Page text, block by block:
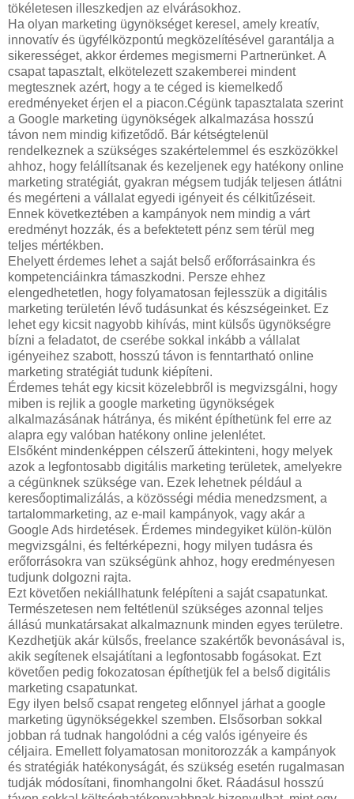
tökéletesen illeszkedjen az elvárásokhoz.
Ha olyan marketing ügynökséget keresel, amely kreatív,
innovatív és ügyfélközpontú megközelítésével garantálja a
sikerességet, akkor érdemes megismerni Partnerünket. A
csapat tapasztalt, elkötelezett szakemberei mindent
megtesznek azért, hogy a te céged is kiemelkedő
eredményeket érjen el a piacon.Cégünk tapasztalata szerint
a Google marketing ügynökségek alkalmazása hosszú
távon nem mindig kifizetődő. Bár kétségtelenül
rendelkeznek a szükséges szakértelemmel és eszközökkel
ahhoz, hogy felállítsanak és kezeljenek egy hatékony online
marketing stratégiát, gyakran mégsem tudják teljesen átlátni
és megérteni a vállalat egyedi igényeit és célkitűzéseit.
Ennek következtében a kampányok nem mindig a várt
eredményt hozzák, és a befektetett pénz sem térül meg
teljes mértékben.
Ehelyett érdemes lehet a saját belső erőforrásainkra és
kompetenciáinkra támaszkodni. Persze ehhez
elengedhetetlen, hogy folyamatosan fejlesszük a digitális
marketing területén lévő tudásunkat és készségeinket. Ez
lehet egy kicsit nagyobb kihívás, mint külsős ügynökségre
bízni a feladatot, de cserébe sokkal inkább a vállalat
igényeihez szabott, hosszú távon is fenntartható online
marketing stratégiát tudunk kiépíteni.
Érdemes tehát egy kicsit közelebbről is megvizsgálni, hogy
miben is rejlik a google marketing ügynökségek
alkalmazásának hátránya, és miként építhetünk fel erre az
alapra egy valóban hatékony online jelenlétet.
Elsőként mindenképpen célszerű áttekinteni, hogy melyek
azok a legfontosabb digitális marketing területek, amelyekre
a cégünknek szüksége van. Ezek lehetnek például a
keresőoptimalizálás, a közösségi média menedzsment, a
tartalommarketing, az e-mail kampányok, vagy akár a
Google Ads hirdetések. Érdemes mindegyiket külön-külön
megvizsgálni, és feltérképezni, hogy milyen tudásra és
erőforrásokra van szükségünk ahhoz, hogy eredményesen
tudjunk dolgozni rajta.
Ezt követően nekiállhatunk felépíteni a saját csapatunkat.
Természetesen nem feltétlenül szükséges azonnal teljes
állású munkatársakat alkalmaznunk minden egyes területre.
Kezdhetjük akár külsős, freelance szakértők bevonásával is,
akik segítenek elsajátítani a legfontosabb fogásokat. Ezt
követően pedig fokozatosan építhetjük fel a belső digitális
marketing csapatunkat.
Egy ilyen belső csapat rengeteg előnnyel járhat a google
marketing ügynökségekkel szemben. Elsősorban sokkal
jobban rá tudnak hangolódni a cég valós igényeire és
céljaira. Emellett folyamatosan monitorozzák a kampányok
és stratégiák hatékonyságát, és szükség esetén rugalmasan
tudják módosítani, finomhangolni őket. Ráadásul hosszú